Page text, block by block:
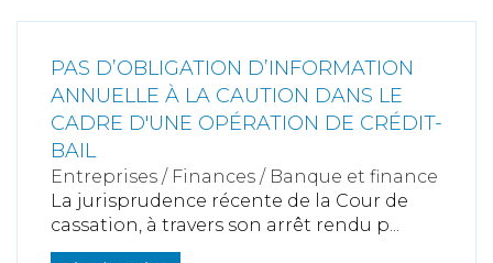
PAS D’OBLIGATION D’INFORMATION
ANNUELLE À LA CAUTION DANS LE
CADRE D'UNE OPÉRATION DE CRÉDIT-
BAIL
Entreprises / Finances / Banque et finance
La jurisprudence récente de la Cour de
cassation, à travers son arrêt rendu p...